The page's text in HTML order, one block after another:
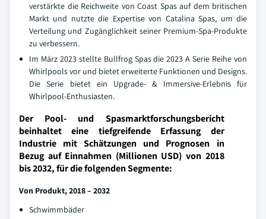
verstärkte die Reichweite von Coast Spas auf dem britischen
Markt und nutzte die Expertise von Catalina Spas, um die
Verteilung und Zugänglichkeit seiner Premium-Spa-Produkte
zu verbessern.
Im März 2023 stellte Bullfrog Spas die 2023 A Serie Reihe von
Whirlpools vor und bietet erweiterte Funktionen und Designs.
Die Serie bietet ein Upgrade- & Immersive-Erlebnis für
Whirlpool-Enthusiasten.
Der Pool- und Spasmarktforschungsbericht
beinhaltet eine tiefgreifende Erfassung der
Industrie mit Schätzungen und Prognosen in
Bezug auf Einnahmen (Millionen USD) von 2018
bis 2032, für die folgenden Segmente:
Von Produkt, 2018 – 2032
Schwimmbäder